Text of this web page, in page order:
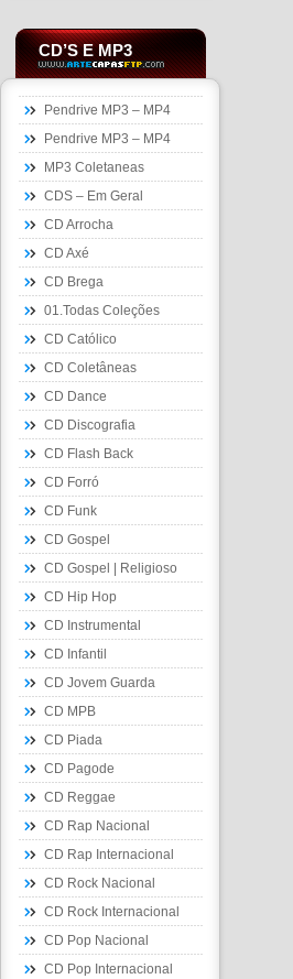
CD’S E MP3
Pendrive MP3 – MP4
Pendrive MP3 – MP4
MP3 Coletaneas
CDS – Em Geral
CD Arrocha
CD Axé
CD Brega
01.Todas Coleções
CD Católico
CD Coletâneas
CD Dance
CD Discografia
CD Flash Back
CD Forró
CD Funk
CD Gospel
CD Gospel | Religioso
CD Hip Hop
CD Instrumental
CD Infantil
CD Jovem Guarda
CD MPB
CD Piada
CD Pagode
CD Reggae
CD Rap Nacional
CD Rap Internacional
CD Rock Nacional
CD Rock Internacional
CD Pop Nacional
CD Pop Internacional